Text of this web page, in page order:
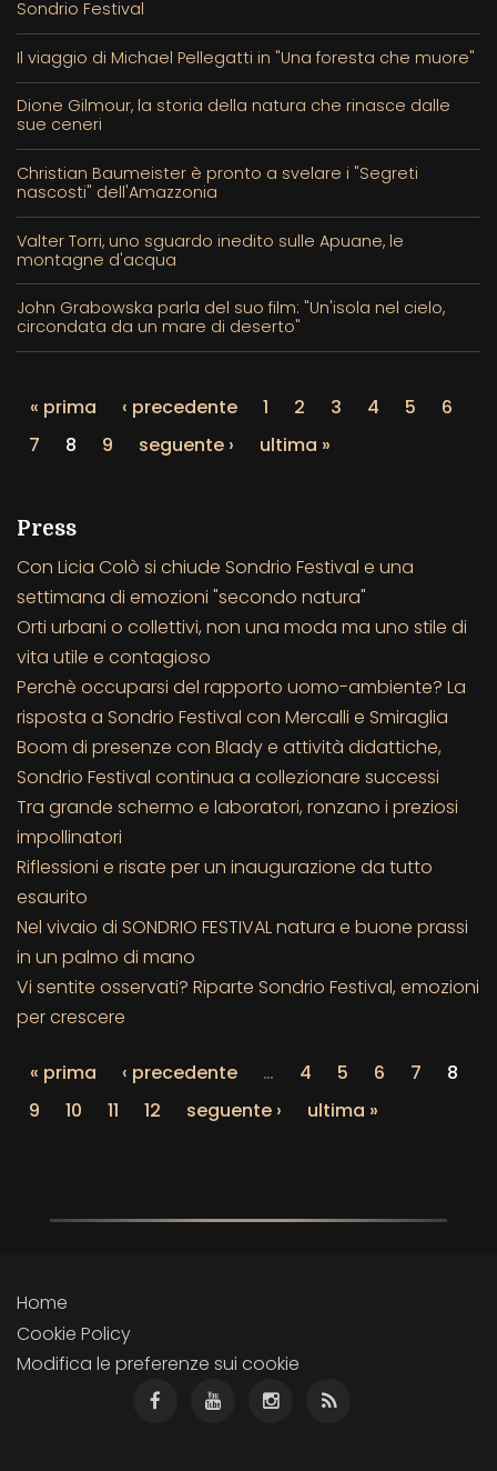
Sondrio Festival
Il viaggio di Michael Pellegatti in "Una foresta che muore"
Dione Gilmour, la storia della natura che rinasce dalle
sue ceneri
Christian Baumeister è pronto a svelare i "Segreti
nascosti" dell'Amazzonia
Valter Torri, uno sguardo inedito sulle Apuane, le
montagne d'acqua
John Grabowska parla del suo film: "Un'isola nel cielo,
circondata da un mare di deserto"
« prima ‹ precedente 1 2 3 4 5
6
7
8 9 seguente › ultima »
Press
Con Licia Colò si chiude Sondrio Festival e una
settimana di emozioni "secondo natura"
Orti urbani o collettivi, non una moda ma uno stile di
vita utile e contagioso
Perchè occuparsi del rapporto uomo-ambiente? La
risposta a Sondrio Festival con Mercalli e Smiraglia
Boom di presenze con Blady e attività didattiche,
Sondrio Festival continua a collezionare successi
Tra grande schermo e laboratori, ronzano i preziosi
impollinatori
Riflessioni e risate per un inaugurazione da tutto
esaurito
Nel vivaio di SONDRIO FESTIVAL natura e buone prassi
in un palmo di mano
Vi sentite osservati? Riparte Sondrio Festival, emozioni
per crescere
« prima ‹ precedente … 4 5 6 7
8
9
10 11 12 seguente › ultima »
Home
Cookie Policy
Modifica le preferenze sui cookie